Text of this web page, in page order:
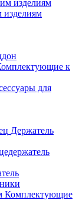
к
для
Держатель
Комплектующие